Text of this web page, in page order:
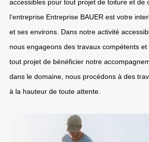
accessibles pour tout projet de toiture et de
l’entreprise Entreprise BAUER est votre
et ses environs. Dans notre activité
nous engageons des travaux compétents
tout projet de bénéficier notre
dans le domaine, nous procédons à des
à la hauteur de toute attente.